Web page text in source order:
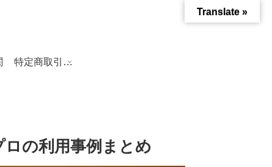
特定商取引法に基づく表記
の利用事例まとめ
Translate »